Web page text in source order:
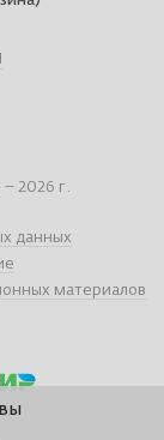
2026 г.
данных
материалов